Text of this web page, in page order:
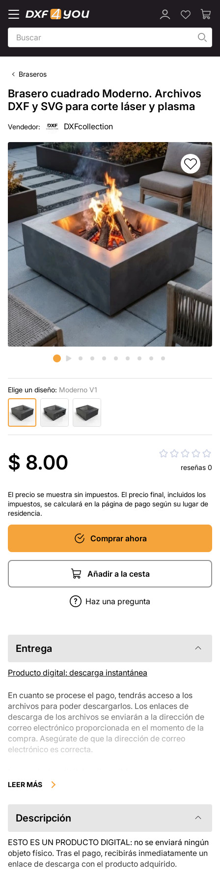
Braseros
Brasero cuadrado Moderno. Archivos
DXF y SVG para corte láser y plasma
Vendedor: DXFcollection
Elige un diseño: Moderno V1
$ 8.00 reseñas 0
El precio se muestra sin impuestos. El precio final, incluidos los
impuestos, se calculará en la página de pago según su lugar de
residencia.
Comprar ahora
Añadir a la cesta
Haz una pregunta
Entrega
Producto digital: descarga instantánea
En cuanto se procese el pago, tendrás acceso a los
archivos para poder descargarlos. Los enlaces de
descarga de los archivos se enviarán a la dirección de
correo electrónico proporcionada en el momento de la
compra. Asegúrate de que la dirección de correo
electrónico es correcta.
instantánea no se pueden devolver, cambiar ni cancelar
descripción del producto atentamente antes de
comprarlo y que te pongas en contacto con nosotros si
tienes alguna duda. Si tienes problemas con el pedido,
ponte en contacto directamente con el vendedor.
LEER MÁS
Descripción
ESTO ES UN PRODUCTO DIGITAL: no se enviará ningún
objeto físico. Tras el pago, recibirás inmediatamente un
enlace de descarga con el producto adquirido.